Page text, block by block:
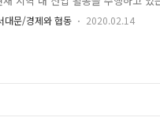
볼까요?..
로 사업체의 규모 및 분포를 파악
실시합니다. 2019년 기준 사업체 조
대문/경제와 협동 2020.02.14